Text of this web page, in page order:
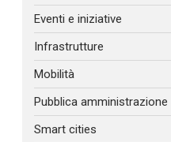
Eventi e iniziative
Infrastrutture
Mobilità
Pubblica amministrazione
Smart cities